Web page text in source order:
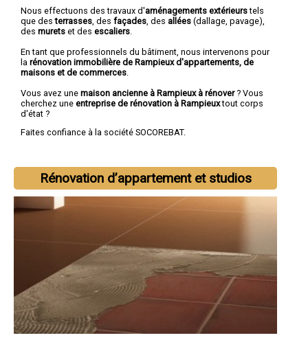
Nous effectuons des travaux d'aménagements extérieurstels
que desterrasses , des façades , des allées (dallage, pavage),
des murets et des escaliers
En tant que professionnels du bâtiment, nous intervenons pour
la rénovation immobilière de Rampieux d'appartements, de
maisons et de commerces
Vous avez une maison ancienne à Rampieux à rénover? Vous
cherchez une entreprise de rénovation à Rampieuxtout corps
d'état ?
Faites confiance à la société SOCOREBAT.
Rénovation d’appartement et studios